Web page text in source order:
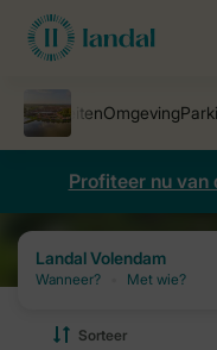
Profiteer nu
Parken Landal